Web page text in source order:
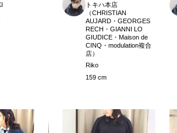
トキハ本店
（CHRISTIAN
AUJARD・GEORGES
RECH・GIANNI LO
GIUDICE・Maison de
CINQ・modulation複合
店）
Riko
159 cm